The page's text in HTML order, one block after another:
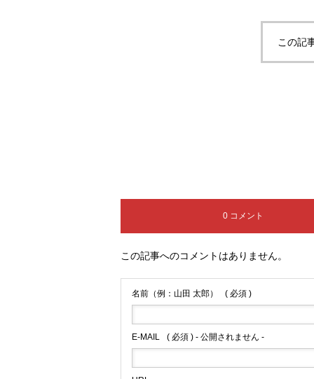
この記
0 コメント
この記事へのコメントはありません。
名前（例：山田 太郎） ( 必須 )
E-MAIL ( 必須 ) - 公開されません -